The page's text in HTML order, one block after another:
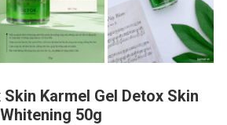
Karmel Gel Detox Skin
Whitening 50g